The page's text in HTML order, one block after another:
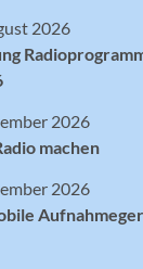
2026
2026
machen
2026